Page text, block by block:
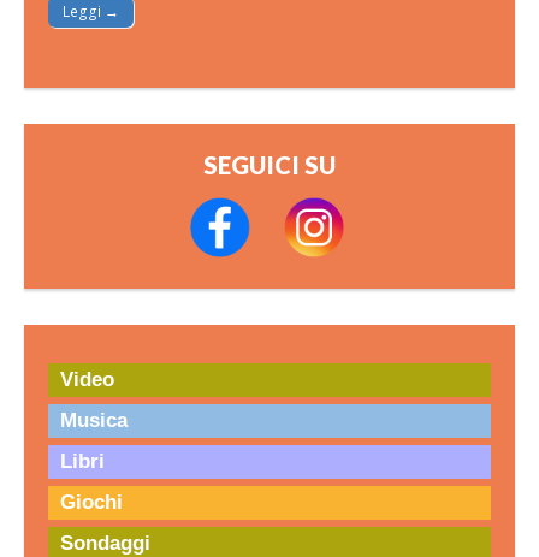
Leggi →
SEGUICI SU
Video
Musica
Libri
Giochi
Sondaggi